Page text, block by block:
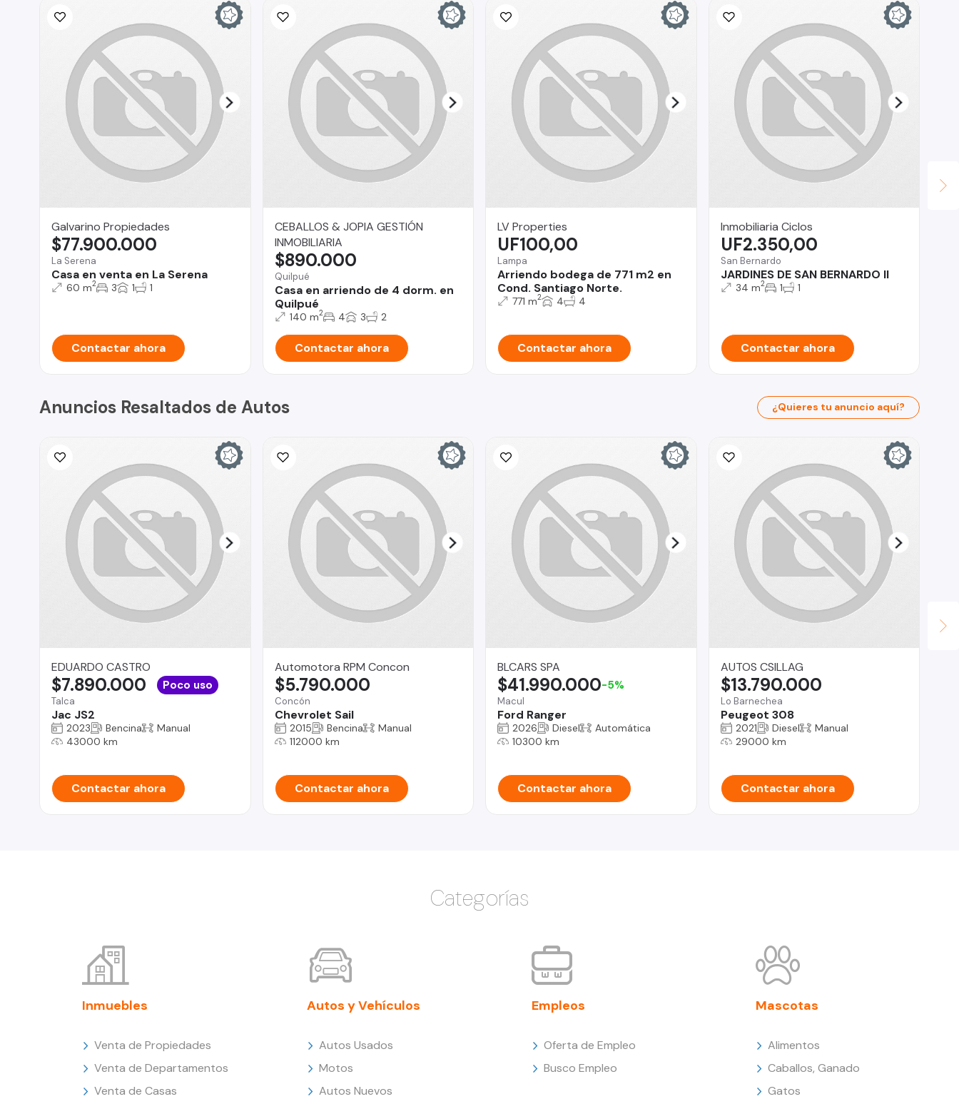
Galvarino Propiedades
La Serena
Casa en venta en La Serena
$77.900.000
60 m2 3 1 1
Contactar ahora
CEBALLOS & JOPIA GESTIÓN
INMOBILIARIA
Quilpué
Casa en arriendo de 4 dorm. en
Quilpué
$890.000
140 m2 4 3 2
Contactar ahora
LV Properties
Lampa
Arriendo bodega de 771 m2 en
Cond. Santiago Norte.
UF100,00
771 m2 4 4
Contactar ahora
Inmobiliaria Ciclos
San Bernardo
JARDINES DE SAN BERNARDO II
UF2.350,00
34 m2 1 1
Contactar ahora
Anuncios Resaltados de Autos ¿Quieres tu anuncio aquí?
EDUARDO CASTRO
Talca
Jac JS2
$7.890.000 Poco uso
2023 Bencina
Manual
43000 km
Contactar ahora
Automotora RPM Concon
Concón
Chevrolet Sail
$5.790.000
2015 Bencina
Manual
112000 km
Contactar ahora
BLCARS SPA
Macul
Ford Ranger
$41.990.000-5%
2026 Diesel
Automática
10300 km
Contactar ahora
AUTOS CSILLAG
Lo Barnechea
Peugeot 308
$13.790.000
2021 Diesel
Manual
29000 km
Contactar ahora
Categorías
Inmuebles
Venta de Propiedades
Venta de Departamentos
Venta de Casas
Autos y Vehículos
Autos Usados
Motos
Autos Nuevos
Empleos
Oferta de Empleo
Busco Empleo
Mascotas
Alimentos
Caballos, Ganado
Gatos